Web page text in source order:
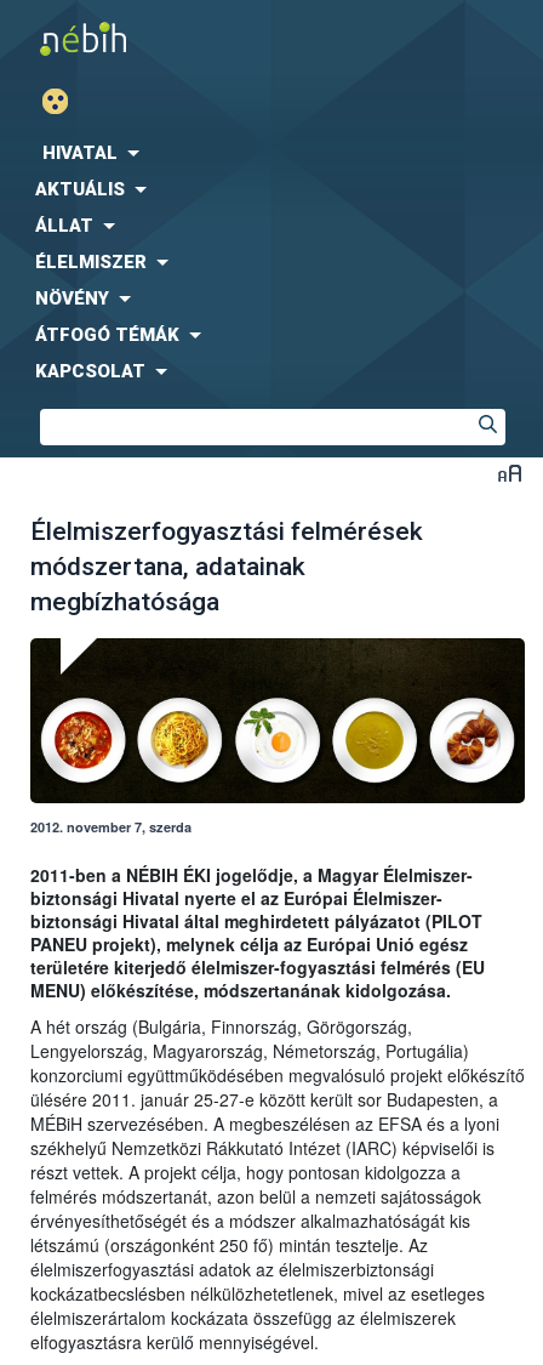
HIVATAL
AKTUÁLIS
ÁLLAT
ÉLELMISZER
NÖVÉNY
ÁTFOGÓ TÉMÁK
KAPCSOLAT
Élelmiszerfogyasztási felmérések
módszertana, adatainak
megbízhatósága
2012. november 7, szerda
2011-ben a NÉBIH ÉKI jogelődje, a Magyar Élelmiszer-
biztonsági Hivatal nyerte el az Európai Élelmiszer-
biztonsági Hivatal által meghirdetett pályázatot (PILOT
PANEU projekt), melynek célja az Európai Unió egész
területére kiterjedő élelmiszer-fogyasztási felmérés (EU
MENU) előkészítése, módszertanának kidolgozása.
A hét ország (Bulgária, Finnország, Görögország,
Lengyelország, Magyarország, Németország, Portugália)
konzorciumi együttműködésében megvalósuló projekt előkészítő
ülésére 2011. január 25-27-e között került sor Budapesten, a
MÉBiH szervezésében. A megbeszélésen az EFSA és a lyoni
székhelyű Nemzetközi Rákkutató Intézet (IARC) képviselői is
részt vettek. A projekt célja, hogy pontosan kidolgozza a
felmérés módszertanát, azon belül a nemzeti sajátosságok
érvényesíthetőségét és a módszer alkalmazhatóságát kis
létszámú (országonként 250 fő) mintán tesztelje. Az
élelmiszerfogyasztási adatok az élelmiszerbiztonsági
kockázatbecslésben nélkülözhetetlenek, mivel az esetleges
élelmiszerártalom kockázata összefügg az élelmiszerek
elfogyasztásra kerülő mennyiségével.